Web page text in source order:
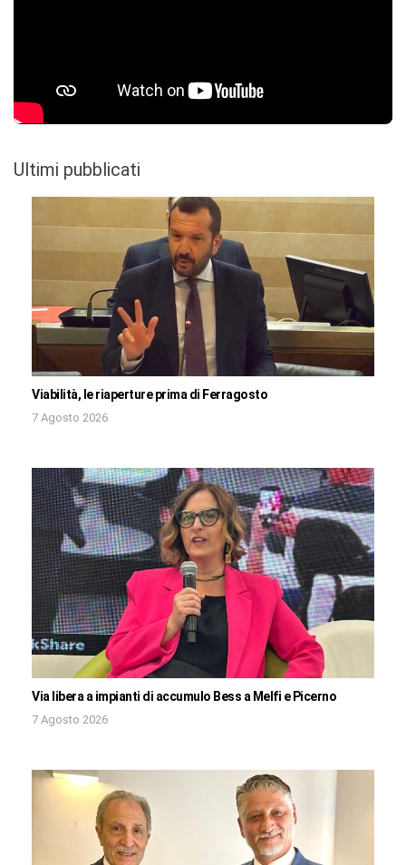
Ultimi pubblicati
Viabilità, le riaperture prima di Ferragosto
7 Agosto 2026
Via libera a impianti di accumulo Bess a Melfi e Picerno
7 Agosto 2026